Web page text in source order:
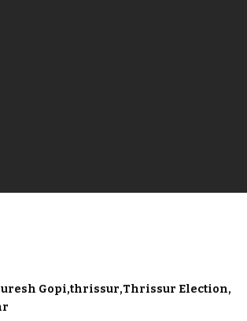
Gopi thrissur Thrissur Election